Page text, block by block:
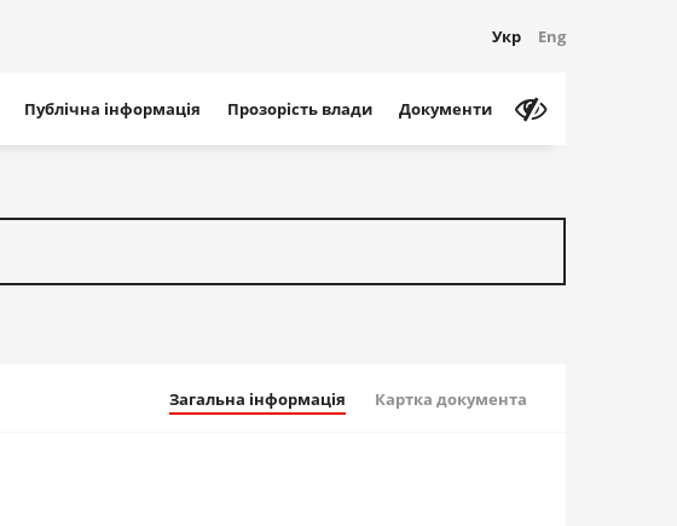
Укр Eng
Публічна інформація Прозорість влади Документи
Загальна інформація Картка документа